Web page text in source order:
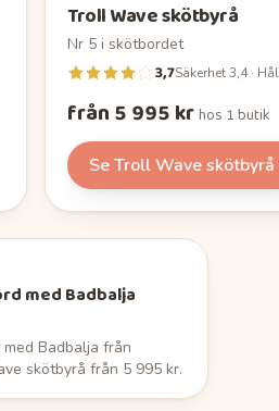
Troll Wave skötbyrå
Nr 5 i skötbordet
3,7Säkerhet 3,4 ·
från 5 995 krhos 1 butik
SeTroll Wave skötbyrå
med Badbalja
Badbalja från
skötbyrå från 5 995 kr.